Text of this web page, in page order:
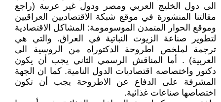
الى دول الخليج العربي ومصر ودول غير عربية (راجع
مقالتنا المنشورة في موقع شبكة الاقتصاديين العراقيين
وموقع الحوار المتمدن الموسومومة: المشاكل الاقتصادية
لتطوير صناعة الزيوت النباتية في العراق. والتي هي
ترجمة لملخص اطروحة الدكتوراه من الروسية الى
العربية) . أما المناقش الرسمي الثاني يجب أن يكون
دكتور واختصاصه اقتصاديات الدول النامية. كما ان الجهة
المشرفة على الدفاع عن الاطروحة يجب أن تكون
اختصاصها صناعات غذائية.